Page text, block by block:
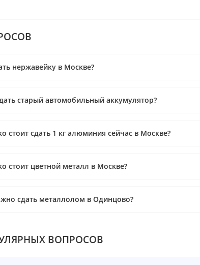
нержавейку в Москве?
старый автомобильный аккумулятор?
стоит сдать 1 кг алюминия сейчас в Москве?
стоит цветной металл в Москве?
сдать металлолом в Одинцово?
ВОПРОСОВ